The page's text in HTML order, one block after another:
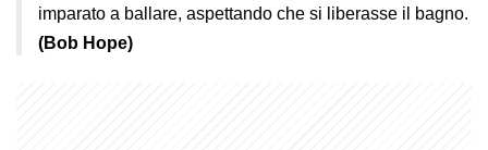
imparato a ballare, aspettando che si liberasse il bagno.
(Bob Hope)